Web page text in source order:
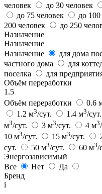
человек
до 30 человек
до 75 человек
до
200 человек
до 250
Назначение
Назначение
Назначение
для дома
частного дома
для
поселка
для
Объём переработки
1.5
Объём переработки
0.6
1.2 м3/сут. 1.4 м3/сут.
м3/сут. 3 м3/сут. 4 м3
10 м3/сут. 15 м3/сут.
сут.
50 м3/сут. 60 м3/
Энергозависимый
Все
Нет
Да
Бренд
i